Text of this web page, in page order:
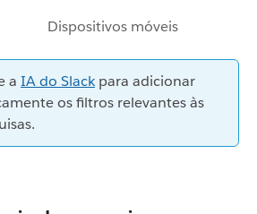
Dispositivos móveis
a IA do Slackpara adicionar
os filtros relevantes às